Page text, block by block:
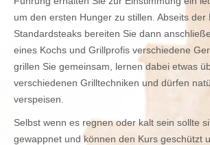
um den ersten Hunger zu stillen. Abseits der
Standardsteaks bereiten Sie dann
eines Kochs und Grillprofis verschiedene
grillen Sie gemeinsam, lernen dabei etwas
verschiedenen Grilltechniken und dürfen
verspeisen.
Selbst wenn es regnen oder kalt sein sollte
gewappnet und können den Kurs geschützt